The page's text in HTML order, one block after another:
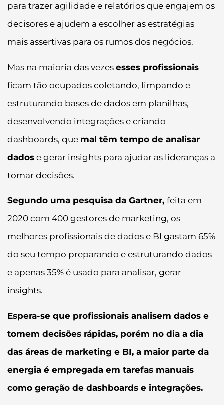
para trazer agilidade e relatórios que engajem os
decisores e ajudem a escolher as estratégias
mais assertivas para os rumos dos negócios.
Mas na maioria das vezes esses profissionais
ficam tão ocupados coletando, limpando e
estruturando bases de dados em planilhas,
desenvolvendo integrações e criando
dashboards, que mal têm tempo de analisar
dados e gerar insights para ajudar as lideranças a
tomar decisões.
Segundo uma pesquisa da Gartner, feita em
2020 com 400 gestores de marketing, os
melhores profissionais de dados e BI gastam 65%
do seu tempo preparando e estruturando dados
e apenas 35% é usado para analisar, gerar
insights.
Espera-se que profissionais analisem dados e
tomem decisões rápidas, porém no dia a dia
das áreas de marketing e BI, a maior parte da
energia é empregada em tarefas manuais
como geração de dashboards e integrações.